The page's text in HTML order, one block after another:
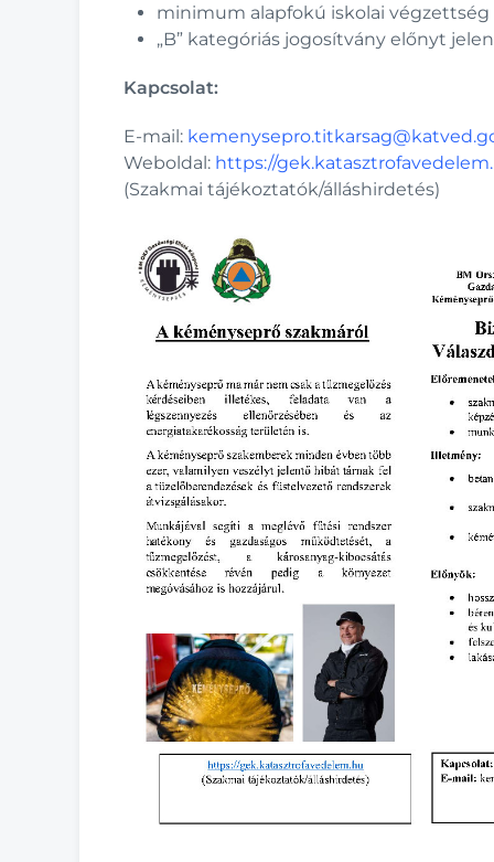
minimum alapfokú iskolai végzettség
„B” kategóriás jogosítvány előnyt
Kapcsolat:
E-mail:
Weboldal: https://
(Szakmai tájékoztatók/álláshirdetés)